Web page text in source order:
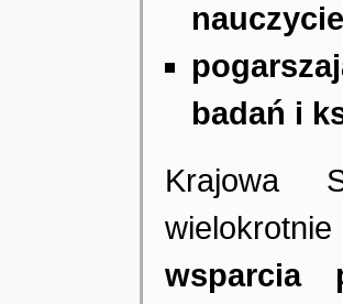
badań i
Krajowa
wsparcia